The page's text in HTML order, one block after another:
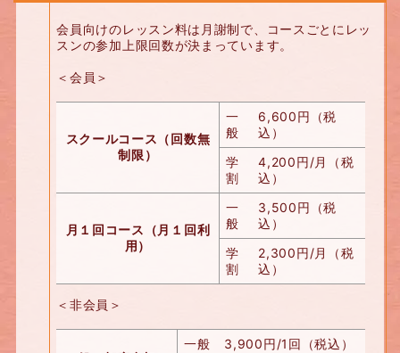
会員向けのレッスン料は月謝制で、コースごとにレッ
スンの参加上限回数が決まっています。
＜会員＞
スクールコース（回数無
制限）
一
般
6,600円（税
込）
学
割
4,200円/月（税
込）
月１回コース（月１回利
用）
一
般
3,500円（税
込）
学
割
2,300円/月（税
込）
＜非会員＞
一般
3,900円/1回（税込）